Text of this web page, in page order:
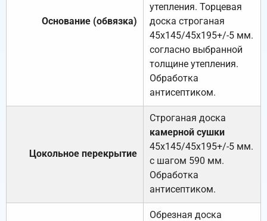
Основание (обвязка)
утепления. Торцевая
доска строганая
45х145/45х195+/-5 мм.
согласно выбранной
толщине утепления.
Обработка
антисептиком.
Цокольное перекрытие
Строганая доска
камерной сушки
45х145/45х195+/-5 мм.
с шагом 590 мм.
Обработка
антисептиком.
Обрезная доска